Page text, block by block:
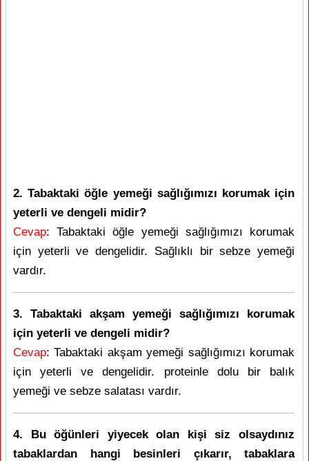
2. Tabaktaki öğle yemeği sağlığımızı korumak için
yeterli ve dengeli midir?
Cevap: Tabaktaki öğle yemeği sağlığımızı korumak
için yeterli ve dengelidir. Sağlıklı bir sebze yemeği
vardır.
3. Tabaktaki akşam yemeği sağlığımızı korumak
için yeterli ve dengeli midir?
Cevap: Tabaktaki akşam yemeği sağlığımızı korumak
için yeterli ve dengelidir. proteinle dolu bir balık
yemeği ve sebze salatası vardır.
4. Bu öğünleri yiyecek olan kişi siz olsaydınız
tabaklardan hangi besinleri çıkarır, tabaklara